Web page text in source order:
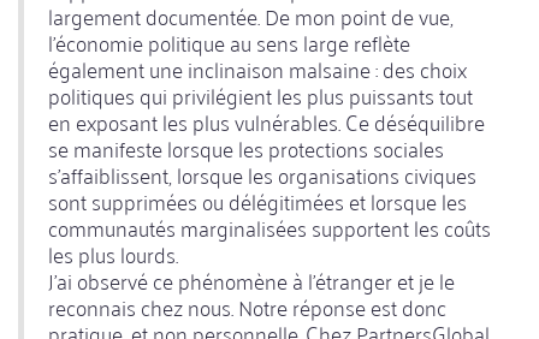
largement documentée. De mon point de vue,
l'économie politique au sens large reflète
également une inclinaison malsaine : des choix
politiques qui privilégient les plus puissants tout
en exposant les plus vulnérables. Ce déséquilibre
se manifeste lorsque les protections sociales
s'affaiblissent, lorsque les organisations civiques
sont supprimées ou délégitimées et lorsque les
communautés marginalisées supportent les coûts
les plus lourds.
J'ai observé ce phénomène à l'étranger et je le
reconnais chez nous. Notre réponse est donc